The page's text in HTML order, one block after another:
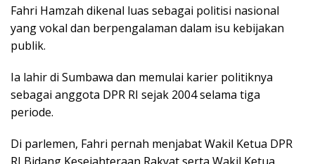
Fahri Hamzah dikenal luas sebagai politisi nasional
yang vokal dan berpengalaman dalam isu kebijakan
publik.
Ia lahir di Sumbawa dan memulai karier politiknya
sebagai anggota DPR RI sejak 2004 selama tiga
periode.
Di parlemen, Fahri pernah menjabat Wakil Ketua DPR